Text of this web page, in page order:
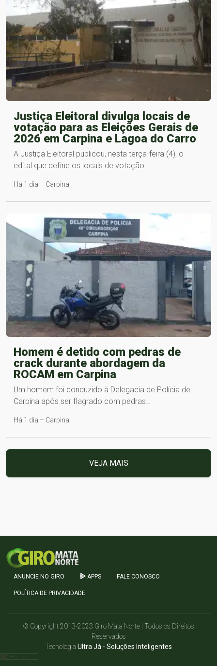
Justiça Eleitoral divulga locais de
votação para as Eleições Gerais de
2026 em Carpina e Lagoa do Carro
A Justiça Eleitoral publicou, nesta terça-feira (4), o
edital que define os locais de votação…
Há 1 dia – Carpina
Homem é detido com pedras de
crack durante abordagem da
ROCAM em Carpina
Um homem foi conduzido à Delegacia de Polícia de
Carpina após ser flagrado com pedras…
Há 1 dia – Carpina
VEJA MAIS
ANUNCIE NO GIRO APPS FALE CONOSCO
POLÍTICA DE PRIVACIDADE
© Copyright 2013-2023 Giro Mata Norte | Todos os Direitos
Reservados
Tecnologia Ultra Já - Soluções Inteligentes